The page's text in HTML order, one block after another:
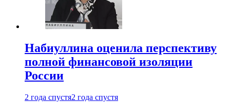
Набиуллина оценила перспективу
полной финансовой изоляции
России
2 года спустя2 года спустя